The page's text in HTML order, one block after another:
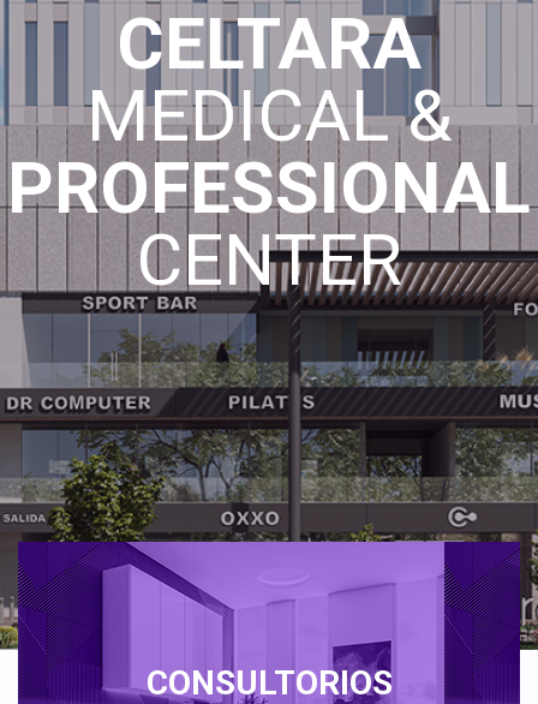
CELTARA
MEDICAL &
PROFESSIONAL
CENTER
CONSULTORIOS